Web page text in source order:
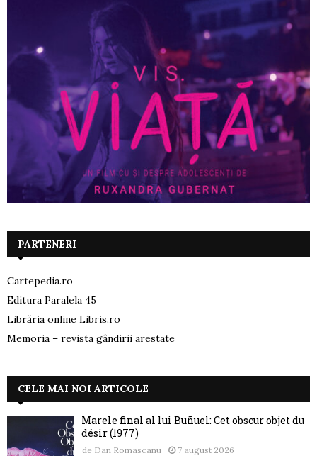
PARTENERI
Cartepedia.ro
Editura Paralela 45
Librăria online Libris.ro
Memoria – revista gândirii arestate
CELE MAI NOI ARTICOLE
Marele final al lui Buñuel: Cet obscur objet du
désir (1977)
de Dan Romascanu 7 august 2026